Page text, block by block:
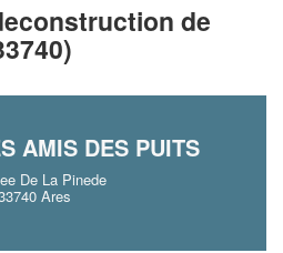
de
AMIS DES PUITS
De La Pinede
Ares
vosmargestout en gagnant
nouveaux clients
En savoir plus